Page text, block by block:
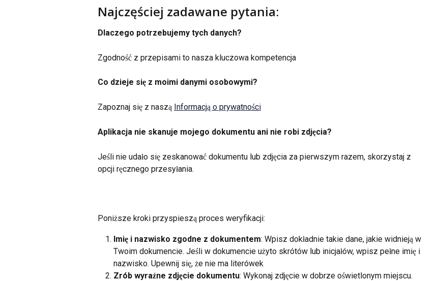
Najczęściej zadawane pytania:
Dlaczego potrzebujemy tych danych?
Zgodność z przepisami to nasza kluczowa kompetencja
Co dzieje się z moimi danymi osobowymi?
Zapoznaj się z naszą Informacją o prywatności
Aplikacja nie skanuje mojego dokumentu ani nie robi zdjęcia?
Jeśli nie udało się zeskanować dokumentu lub zdjęcia za pierwszym razem, skorzystaj z
opcji ręcznego przesyłania.
Poniższe kroki przyspieszą proces weryfikacji:
Imię i nazwisko zgodne z dokumentem: Wpisz dokładnie takie dane, jakie widnieją w
Twoim dokumencie. Jeśli w dokumencie użyto skrótów lub inicjałów, wpisz pełne imię i
nazwisko. Upewnij się, że nie ma literówek
Zrób wyraźne zdjęcie dokumentu: Wykonaj zdjęcie w dobrze oświetlonym miejscu.